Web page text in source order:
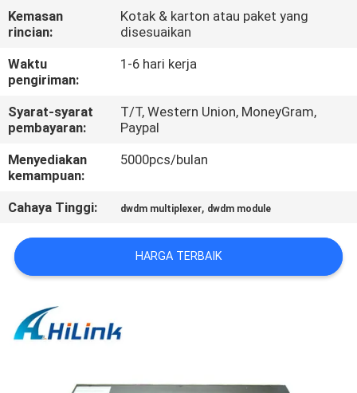
HUBUNGI
KAMI
BERITA
KASUS-
KASUS
MINTA
KUTIPAN
SITEMAP
PRIVASI
Kemasan
rincian:
Kotak & karton atau paket yang
disesuaikan
Waktu
pengiriman:
1-6 hari kerja
Syarat-syarat
pembayaran:
T/T, Western Union, MoneyGram,
Paypal
Menyediakan
kemampuan:
5000pcs/bulan
Cahaya Tinggi: dwdm multiplexer, dwdm module
HARGA TERBAIK